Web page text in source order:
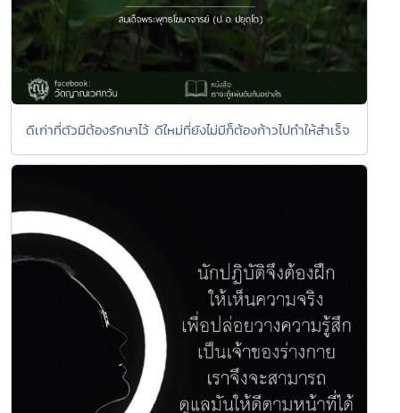
ดีเก่าที่ตัวมีต้องรักษาไว้ ดีใหม่ที่ยังไม่มีก็ต้องก้าวไปทำให้สำเร็จ